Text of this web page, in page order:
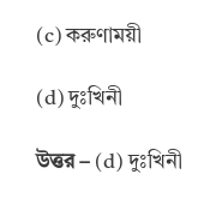
(c) করুণাময়ী
(d) দুঃখিনী
উত্তর – (d) দুঃখিনী